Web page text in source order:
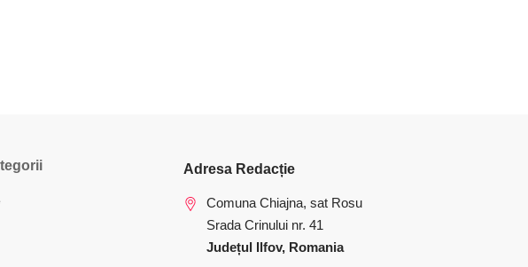
Adresa Redacție
Comuna Chiajna, sat Rosu
Srada Crinului nr. 41
Județul Ilfov, Romania